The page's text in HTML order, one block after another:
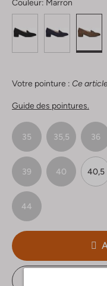
Couleur: Marron
Votre pointure : Ce
Guide des pointures.
35 35,5 36
39 40 40,5
44